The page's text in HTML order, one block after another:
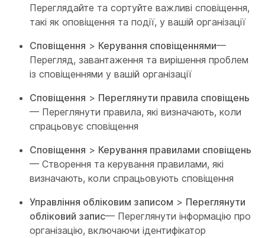
Переглядайте та сортуйте важливі сповіщення,
такі як оповіщення та події, у вашій організації
Сповіщення > Керування сповіщеннями—
Перегляд, завантаження та вирішення проблем
із сповіщеннями у вашій організації
Сповіщення > Переглянути правила сповіщень
— Переглянути правила, які визначають, коли
спрацьовує сповіщення
Сповіщення > Керування правилами сповіщень
— Створення та керування правилами, які
визначають, коли спрацьовують сповіщення
Управління обліковим записом > Переглянути
обліковий запис— Переглянути інформацію про
організацію, включаючи ідентифікатор